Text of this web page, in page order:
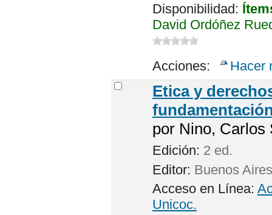
Disponibilidad:
David Ordóñez
Acciones: Hacer
Etica y
por Nino, Carlos
Edición: 2 ed.
Editor: Buenos
Acceso en Línea:
Unicoc.